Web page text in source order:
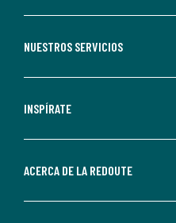
NUESTROS SERVICIOS
INSPÍRATE
ACERCA DE LA REDOUTE